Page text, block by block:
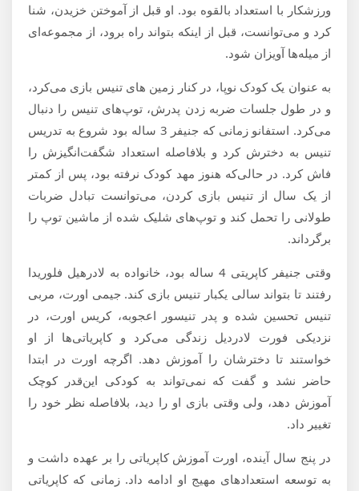
ورزشکار با استعداد بالقوه بود. او قبل از آموختن خزیدن، شنا
کرد و می‌توانست، قبل از اینکه بتواند راه برود، از مجموعه‌ای
از میله‌ها آویزان شود.
به عنوان یک کودک نوپا، در کنار زمین های تنیس بازی می‌کرد،
و در طول جلسات ضربه زدن پدرش، توپ‌های تنیس را دنبال
می‌کرد. استفانو زمانی که جنیفر 3 ساله بود شروع به تدریس
تنیس به دخترش کرد و بلافاصله استعداد شگفت‌انگیزش را
فاش کرد. در حالی‌که هنوز مهد کودک نرفته بود، پس از کمتر
از یک سال از تنیس بازی کردن، می‌توانست تبادل ضربات
طولانی را تحمل کند و توپ‌های شلیک شده از ماشین توپ را
برگرداند.
وقتی جنیفر کاپریتی 4 ساله بود، خانواده به لادرهیل فلوریدا
رفتند تا بتواند سالی یکبار تنیس بازی کند. جیمی اورت، مربی
تنیس تحسین شده و پدر تنیسور اعجوبه، کریس اورت، در
نزدیکی فورت لادردیل زندگی می‌کرد و کاپریاتی‌ها از او
خواستند تا دخترشان را آموزش دهد. اگرچه اورت در ابتدا
حاضر نشد و گفت که نمی‌تواند به کودکی این‌قدر کوچک
آموزش دهد، ولی وقتی بازی او را دید، بلافاصله نظر خود را
تغییر داد.
در پنج سال آینده، اورت آموزش کاپریاتی را بر عهده داشت و
به توسعه استعدادهای مهیج او ادامه داد. زمانی که کاپریاتی